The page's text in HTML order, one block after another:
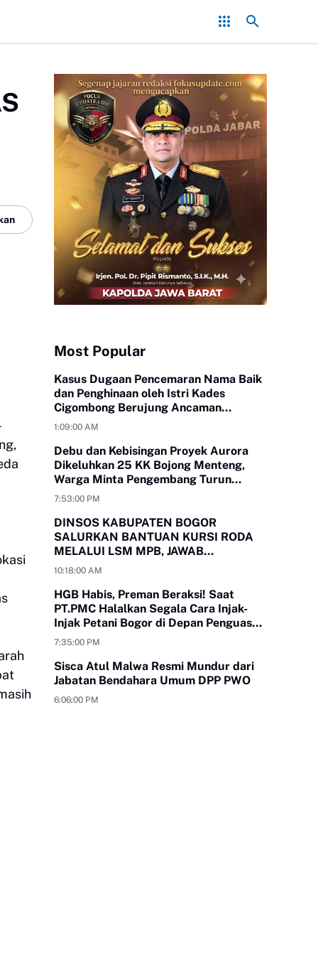
Konflik, Kapolres Bogor Minta PT PMC Tunda Aktivitas di Lahan
Most Popular
Kasus Dugaan Pencemaran Nama Baik
dan Penghinaan oleh Istri Kades
Cigombong Berujung Ancaman
Laporan Polisi
1:09:00 AM
Debu dan Kebisingan Proyek Aurora
Dikeluhkan 25 KK Bojong Menteng,
Warga Minta Pengembang Turun
Tangan
7:53:00 PM
DINSOS KABUPATEN BOGOR
SALURKAN BANTUAN KURSI RODA
MELALUI LSM MPB, JAWAB
KEBUTUHAN WARGA
10:18:00 AM
HGB Habis, Preman Beraksi! Saat
PT.PMC Halalkan Segala Cara Injak-
Injak Petani Bogor di Depan Penguasa
yang Bungkam
7:35:00 PM
Sisca Atul Malwa Resmi Mundur dari
Jabatan Bendahara Umum DPP PWO
6:06:00 PM